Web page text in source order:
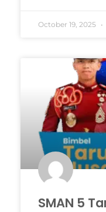
October 19, 2025
SMAN 5